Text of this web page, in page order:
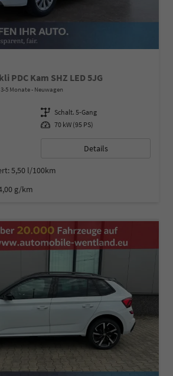
PDC Kam SHZ LED 5JG
5 Monate Neuwagen
Getriebe Schalt. 5-Gang
Leistung 70 kW (95 PS)
Details
5,50 l/100km
g/km